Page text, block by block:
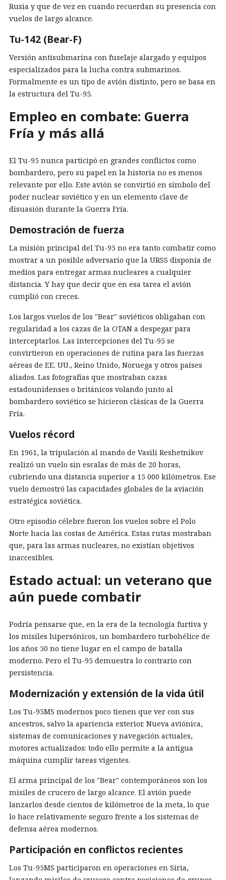
Rusia y que de vez en cuando recuerdan su presencia con
vuelos de largo alcance.
Tu-142 (Bear-F)
Versión antisubmarina con fuselaje alargado y equipos
especializados para la lucha contra submarinos.
Formalmente es un tipo de avión distinto, pero se basa en
la estructura del Tu-95.
Empleo en combate: Guerra
Fría y más allá
El Tu-95 nunca participó en grandes conflictos como
bombardero, pero su papel en la historia no es menos
relevante por ello. Este avión se convirtió en símbolo del
poder nuclear soviético y en un elemento clave de
disuasión durante la Guerra Fría.
Demostración de fuerza
La misión principal del Tu-95 no era tanto combatir como
mostrar a un posible adversario que la URSS disponía de
medios para entregar armas nucleares a cualquier
distancia. Y hay que decir que en esa tarea el avión
cumplió con creces.
Los largos vuelos de los "Bear" soviéticos obligaban con
regularidad a los cazas de la OTAN a despegar para
interceptarlos. Las intercepciones del Tu-95 se
convirtieron en operaciones de rutina para las fuerzas
aéreas de EE. UU., Reino Unido, Noruega y otros países
aliados. Las fotografías que mostraban cazas
estadounidenses o británicos volando junto al
bombardero soviético se hicieron clásicas de la Guerra
Fría.
Vuelos récord
En 1961, la tripulación al mando de Vasili Reshetnikov
realizó un vuelo sin escalas de más de 20 horas,
cubriendo una distancia superior a 15 000 kilómetros. Ese
vuelo demostró las capacidades globales de la aviación
estratégica soviética.
Otro episodio célebre fueron los vuelos sobre el Polo
Norte hacia las costas de América. Estas rutas mostraban
que, para las armas nucleares, no existían objetivos
inaccesibles.
Estado actual: un veterano que
aún puede combatir
Podría pensarse que, en la era de la tecnología furtiva y
los misiles hipersónicos, un bombardero turbohélice de
los años 50 no tiene lugar en el campo de batalla
moderno. Pero el Tu-95 demuestra lo contrario con
persistencia.
Modernización y extensión de la vida útil
Los Tu-95MS modernos poco tienen que ver con sus
ancestros, salvo la apariencia exterior. Nueva aviónica,
sistemas de comunicaciones y navegación actuales,
motores actualizados: todo ello permite a la antigua
máquina cumplir tareas vigentes.
El arma principal de los "Bear" contemporáneos son los
misiles de crucero de largo alcance. El avión puede
lanzarlos desde cientos de kilómetros de la meta, lo que
lo hace relativamente seguro frente a los sistemas de
defensa aérea modernos.
Participación en conflictos recientes
Los Tu-95MS participaron en operaciones en Siria,